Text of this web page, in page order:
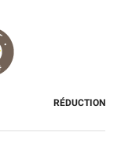
RÉDUCTION